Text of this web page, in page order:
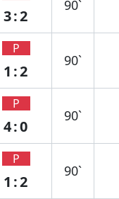
3:2
90`
P
1:2
90`
P
4:0
90`
P
1:2
90`